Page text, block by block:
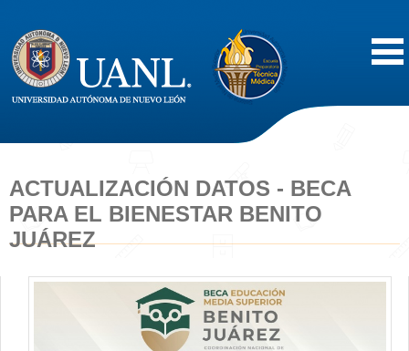
Acerca de
Vida Estudiantil
Servicios
ACTUALIZACIÓN DATOS - BECA
PARA EL BIENESTAR BENITO
JUÁREZ